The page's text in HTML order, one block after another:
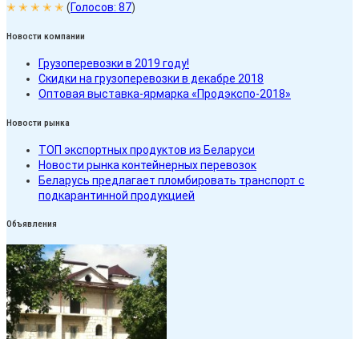
✭ ✭ ✭ ✭ ✭ (Голосов: 87)
Новости компании
Грузоперевозки в 2019 году!
Скидки на грузоперевозки в декабре 2018
Оптовая выставка-ярмарка «Продэкспо-2018»
Новости рынка
ТОП экспортных продуктов из Беларуси
Новости рынка контейнерных перевозок
Беларусь предлагает пломбировать транспорт с
подкарантинной продукцией
Объявления